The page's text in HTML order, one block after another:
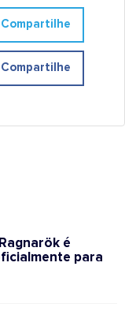
Compartilhe
Compartilhe
é
para